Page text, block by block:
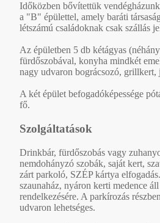
Időközben bővítettük
a "B" épülettel, amely baráti
létszámú családoknak csak szállás
Az épületben 5 db kétágyas
fürdőszobával, konyha mindkét
nagy udvaron bográcsozó, grillkert,
A két épület befogadóképessége
fő.
Szolgáltatások
Drinkbár, fürdőszobás vagy
nemdohányzó szobák, saját kert,
zárt parkoló, SZÉP kártya
szaunaház, nyáron kerti medence
rendelkezésére. A parkírozás
udvaron lehetséges.